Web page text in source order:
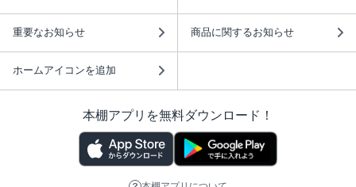
重要なお知らせ 商品に関するお知らせ
ホームアイコンを追加
本棚アプリを無料ダウンロード！